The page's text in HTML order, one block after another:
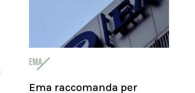
EMA
Ema raccomanda per